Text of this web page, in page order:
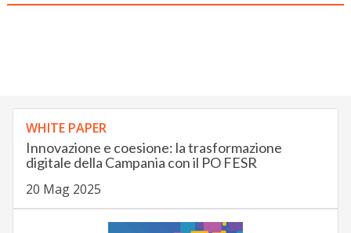
WHITE PAPER
Innovazione e coesione: la trasformazione
digitale della Campania con il PO FESR
20 Mag 2025